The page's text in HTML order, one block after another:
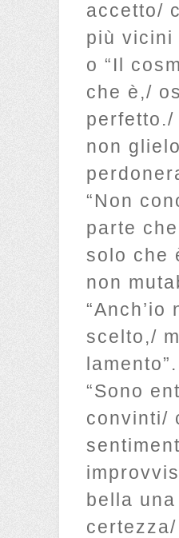
accetto/
più vicini
o “Il
che è,/
non glielo
“Non
parte
solo che
non
“Anch’io
scelto,/
“Sono
convinti/
bella
certezza/